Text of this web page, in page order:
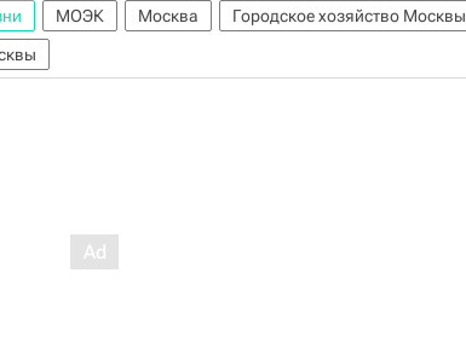
МОЭК Москва
Городское хозяйство Москвы